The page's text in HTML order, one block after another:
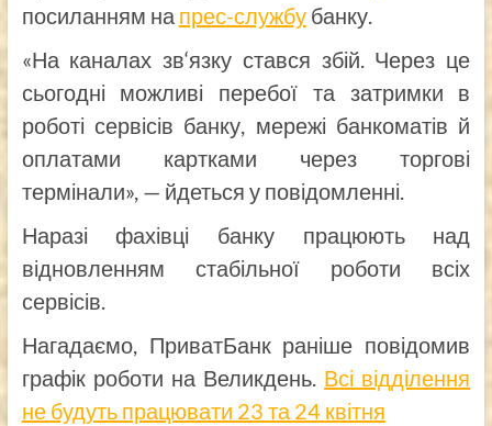
посиланням на прес-службубанку.
«На каналах зв‘язку стався збій. Через це
сьогодні можливі перебої та затримки в
роботі сервісів банку, мережі банкоматів й
оплатами картками через торгові
термінали», — йдеться у повідомленні.
Наразі фахівці банку працюють над
відновленням стабільної роботи всіх
сервісів.
Нагадаємо, ПриватБанк раніше повідомив
графік роботи на Великдень. Всі відділення
не будуть працювати 23 та 24 квітня